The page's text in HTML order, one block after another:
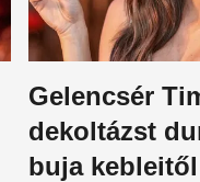
Gelencsér
dekoltázst
buja